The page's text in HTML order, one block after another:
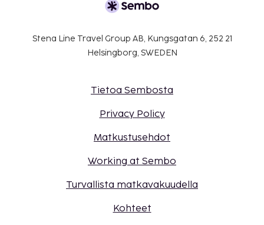
varausvahvistuksessa olevia yhteystietoja.
Tämä majoituspaikka toivottaa tervetulleiksi
kaikki asiakkaat seksuaaliseen
Stena Line Travel Group AB, Kungsgatan 6, 252 21
Helsingborg, SWEDEN
Tietoa Sembosta
Privacy Policy
Matkustusehdot
Working at Sembo
Turvallista matkavakuudella
Kohteet